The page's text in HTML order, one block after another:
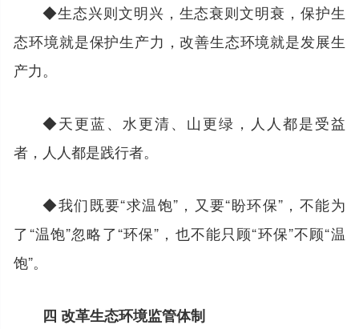
◆生态兴则文明兴，生态衰则文明衰，保护生
态环境就是保护生产力，改善生态环境就是发展生
产力。
◆天更蓝、水更清、山更绿，人人都是受益
者，人人都是践行者。
◆我们既要“求温饱”，又要“盼环保”，不能为
了“温饱”忽略了“环保”，也不能只顾“环保”不顾“温
饱”。
四 改革生态环境监管体制